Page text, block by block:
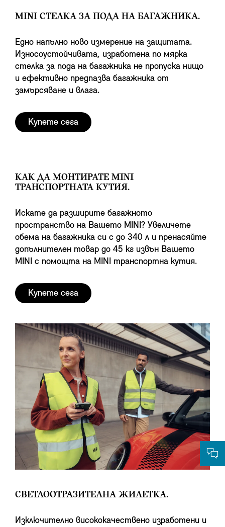
MINI СТЕЛКА ЗА ПОДА НА БАГАЖНИКА.
Едно напълно ново измерение на защитата.
Износоустойчивата, изработена по мярка
стелка за пода на багажника не пропуска нищо
и ефективно предпазва багажника от
замърсяване и влага.
Купете сега
КАК ДА МОНТИРАТЕ MINI
ТРАНСПОРТНАТА КУТИЯ.
Искате да разширите багажното
пространство на Вашето MINI? Увеличете
обема на багажника си с до 340 л и пренасяйте
допълнителен товар до 45 кг извън Вашето
MINI с помощта на MINI транспортна кутия.
Купете сега
СВЕТЛООТРАЗИТЕЛНА ЖИЛЕТКА.
Изключително висококачествено изработени и